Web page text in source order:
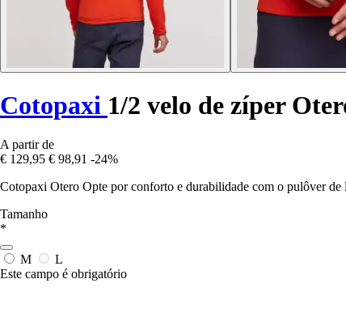
Cotopaxi 1/2 velo de zíper
A partir de
€ 129,95 € 98,91 -24%
Cotopaxi Otero Opte por conforto e durabilidade com o pulôver
Tamanho
*
M
L
Este campo é obrigatório